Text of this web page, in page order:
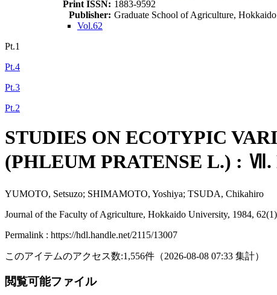
Print ISSN: 1883-9592
Publisher: Graduate School of Agriculture,
Vol.62
Pt.1
Pt.4
Pt.3
Pt.2
STUDIES ON ECOTYPIC
(PHLEUM PRATENSE L.) : Ⅶ.
YUMOTO, Setsuzo; SHIMAMOTO, Yoshiya; TSUDA, Chikahiro
Journal of the Faculty of Agriculture, Hokkaido University, 1984,
Permalink : https://hdl.handle.net/2115/13007
このアイテムのアクセス数:1,556件 （2026-08-08 07:33 集計）
閲覧可能ファイル